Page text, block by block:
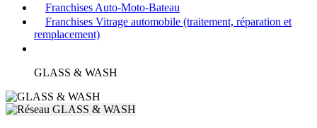
Franchises Auto-Moto-Bateau
Franchises Vitrage automobile (traitement, réparation et
remplacement)
GLASS & WASH